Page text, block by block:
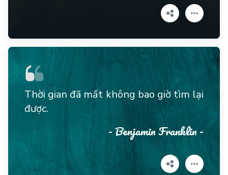
Thời gian đã mất không bao giờ tìm lại
được.
- Benjamin Franklin -